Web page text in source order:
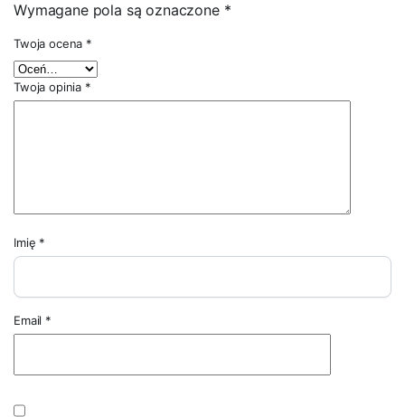
Wymagane pola są oznaczone *
Twoja ocena *
Twoja opinia *
Imię *
Email *